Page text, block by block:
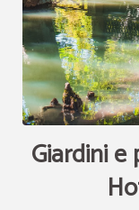
channel.com\/
Giardini